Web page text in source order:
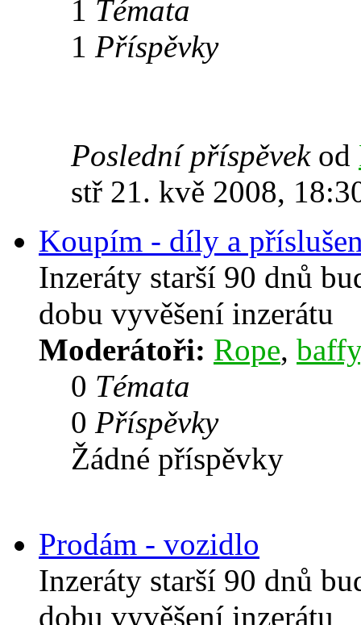
1 Témata
1 Příspěvky
Poslední příspěvekod
stř 21. kvě 2008,
Koupím - díly a
Inzeráty starší 90 dnů
dobu vyvěšení inzerátu
Moderátoři: Rope, baffy
0 Témata
0 Příspěvky
Žádné příspěvky
Prodám - vozidlo
Inzeráty starší 90 dnů
dobu vyvěšení inzerátu